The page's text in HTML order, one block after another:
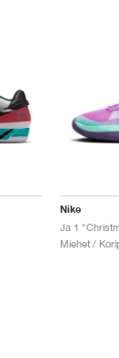
Nike
Ja 1
Miehet /